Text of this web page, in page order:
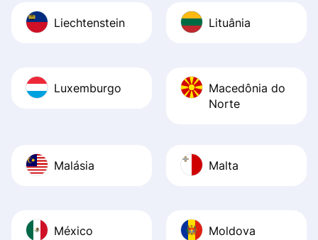
Liechtenstein Lituânia
Luxemburgo
Macedônia do
Norte
Malásia Malta
México Moldova